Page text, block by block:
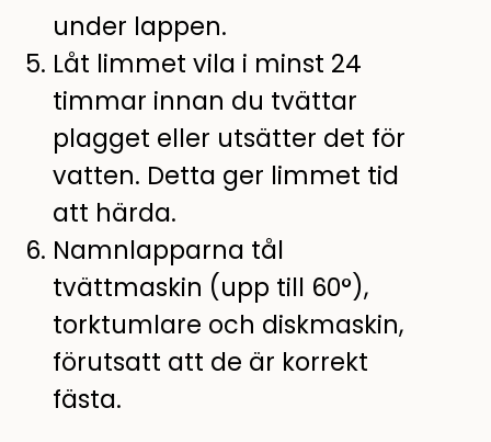
under lappen.
Låt limmet vila i minst 24
timmar innan du tvättar
plagget eller utsätter det för
vatten. Detta ger limmet tid
att härda.
Namnlapparna tål
tvättmaskin (upp till 60°),
torktumlare och diskmaskin,
förutsatt att de är korrekt
fästa.